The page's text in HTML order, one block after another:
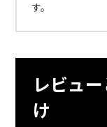
す。
レビュ
け